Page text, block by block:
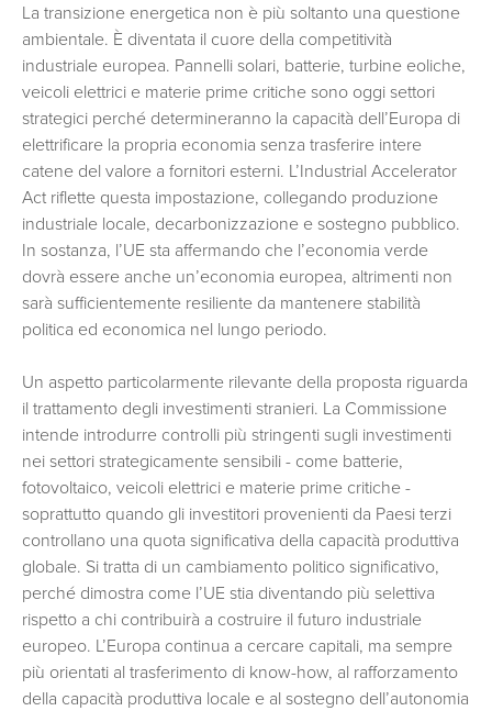
La transizione energetica non è più soltanto una questione
ambientale. È diventata il cuore della competitività
industriale europea. Pannelli solari, batterie, turbine eoliche,
veicoli elettrici e materie prime critiche sono oggi settori
strategici perché determineranno la capacità dell’Europa di
elettrificare la propria economia senza trasferire intere
catene del valore a fornitori esterni. L’Industrial Accelerator
Act riflette questa impostazione, collegando produzione
industriale locale, decarbonizzazione e sostegno pubblico.
In sostanza, l’UE sta affermando che l’economia verde
dovrà essere anche un’economia europea, altrimenti non
sarà sufficientemente resiliente da mantenere stabilità
politica ed economica nel lungo periodo.
Un aspetto particolarmente rilevante della proposta riguarda
il trattamento degli investimenti stranieri. La Commissione
intende introdurre controlli più stringenti sugli investimenti
nei settori strategicamente sensibili - come batterie,
fotovoltaico, veicoli elettrici e materie prime critiche -
soprattutto quando gli investitori provenienti da Paesi terzi
controllano una quota significativa della capacità produttiva
globale. Si tratta di un cambiamento politico significativo,
perché dimostra come l’UE stia diventando più selettiva
rispetto a chi contribuirà a costruire il futuro industriale
europeo. L’Europa continua a cercare capitali, ma sempre
più orientati al trasferimento di know-how, al rafforzamento
della capacità produttiva locale e al sostegno dell’autonomia